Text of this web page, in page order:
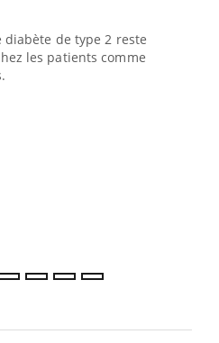
diabète de type 2 reste
les patients comme